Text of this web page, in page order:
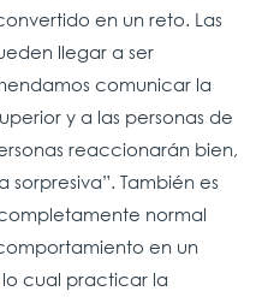
en un reto. Las
llegar a ser
comunicar la
y a las personas de
reaccionarán bien,
sorpresiva”. También es
normal
en un
cual practicar la